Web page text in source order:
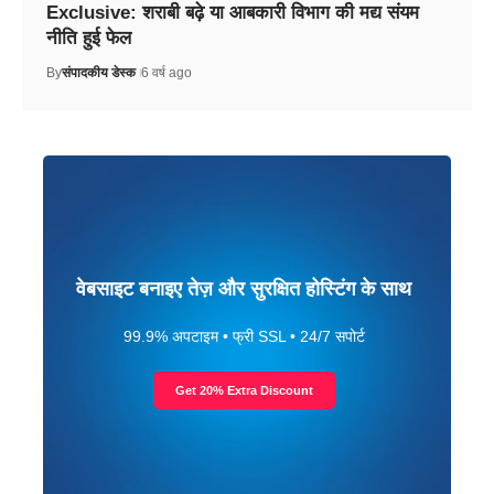
Exclusive: शराबी बढ़े या आबकारी विभाग की मद्य संयम
नीति हुई फेल
Byसंपादकीय डेस्क 6 वर्ष ago
वेबसाइट बनाइए तेज़ और सुरक्षित होस्टिंग के साथ
99.9% अपटाइम • फ्री SSL • 24/7 सपोर्ट
Get 20% Extra Discount